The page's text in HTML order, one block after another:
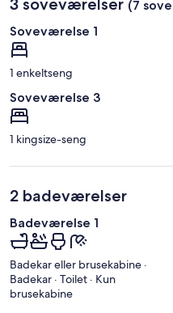
(7
Soveværelse 1
1 enkeltseng
Soveværelse 3
1 kingsize-seng
2 badeværelser
Badeværelse 1
Badekar eller brusekabine ·
Badekar · Toilet · Kun
brusekabine